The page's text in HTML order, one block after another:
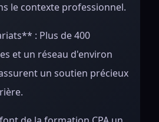
le contexte professionnel.
: Plus de 400
et un réseau d'environ
un soutien précieux